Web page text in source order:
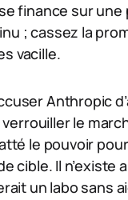
finance sur une
; cassez la
vacille.
Anthropic
le
le pouvoir
cible. Il n’existe
un labo sans